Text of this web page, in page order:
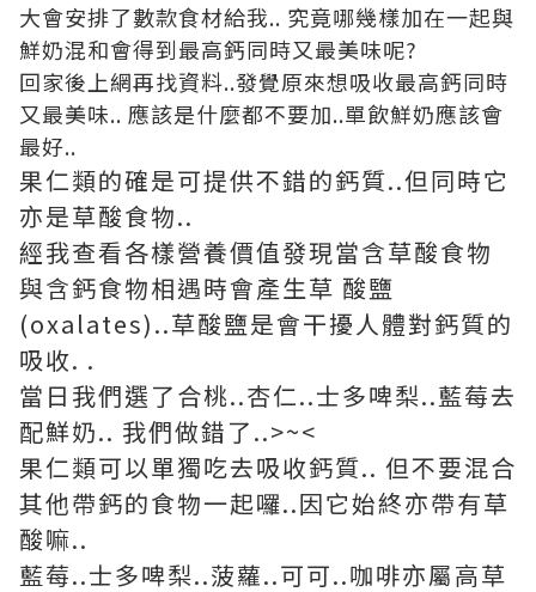
大會安排了數款食材給我.. 究竟哪幾樣加在一起與
鮮奶混和會得到最高鈣同時又最美味呢?
回家後上網再找資料..發覺原來想吸收最高鈣同時
又最美味.. 應該是什麼都不要加..單飲鮮奶應該會
最好..
果仁類的確是可提供不錯的鈣質..但同時它
亦是草酸食物..
經我查看各樣營養價值發現當含草酸食物
與含鈣食物相遇時會產生草 酸鹽
(oxalates)..草酸鹽是會干擾人體對鈣質的
吸收. .
當日我們選了合桃..杏仁..士多啤梨..藍莓去
配鮮奶.. 我們做錯了..>~<
果仁類可以單獨吃去吸收鈣質.. 但不要混合
其他帶鈣的食物一起囉..因它始終亦帶有草
酸嘛..
藍莓..士多啤梨..菠蘿..可可..咖啡亦屬高草